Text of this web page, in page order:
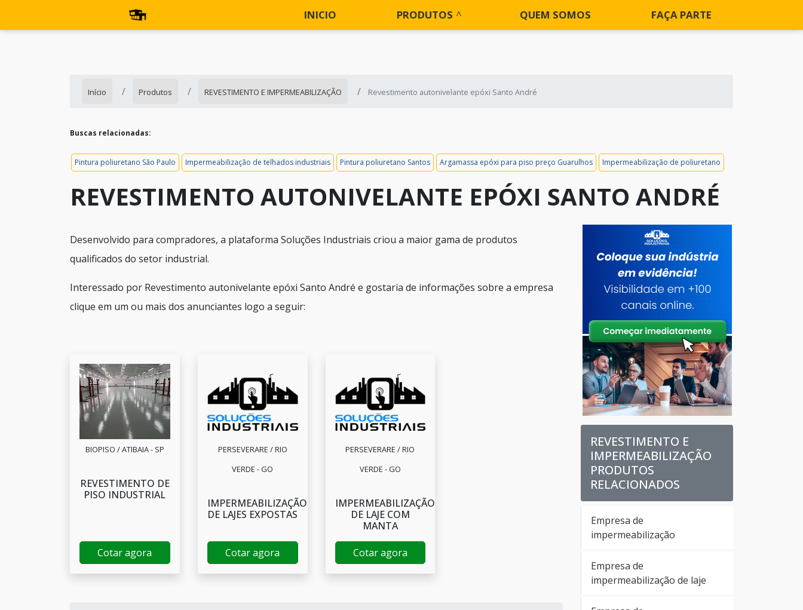
INICIO PRODUTOS QUEM SOMOS FAÇA PARTE
Início Produtos REVESTIMENTO E IMPERMEABILIZAÇÃO Revestimento autonivelante epóxi Santo André
Buscas relacionadas:
Pintura poliuretano São Paulo Impermeabilização de telhados industriais Pintura poliuretano Santos Argamassa epóxi para piso preço Guarulhos Impermeabilização de poliuretano
REVESTIMENTO AUTONIVELANTE EPÓXI SANTO ANDRÉ
Desenvolvido para compradores, a plataforma Soluções Industriais criou a maior gama de produtos
qualificados do setor industrial.
Interessado por Revestimento autonivelante epóxi Santo André e gostaria de informações sobre a empresa
clique em um ou mais dos anunciantes logo a seguir:
BIOPISO / ATIBAIA - SP
REVESTIMENTO DE
PISO INDUSTRIAL
Cotar agora
PERSEVERARE / RIO
VERDE - GO
IMPERMEABILIZAÇÃO
DE LAJES EXPOSTAS
Cotar agora
PERSEVERARE / RIO
VERDE - GO
IMPERMEABILIZAÇÃO
DE LAJE COM
MANTA
Cotar agora
REVESTIMENTO E
IMPERMEABILIZAÇÃO
PRODUTOS
RELACIONADOS
Empresa de
impermeabilização
Empresa de
impermeabilização de laje